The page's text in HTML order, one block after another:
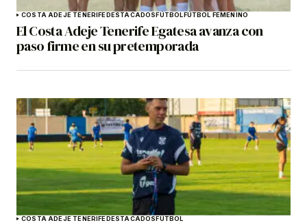
COSTA ADEJE TENERIFEDESTACADOSFÚTBOLFÚTBOL FEMENINO
El Costa Adeje Tenerife Egatesa avanza con
paso firme en su pretemporada
COSTA ADEJE TENERIFEDESTACADOSFÚTBOL